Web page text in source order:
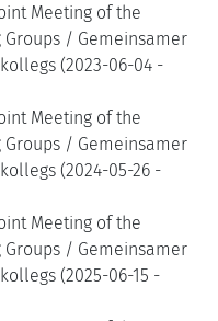
Meeting of the
Groups / Gemeinsamer
(2023-06-04 -
Meeting of the
Groups / Gemeinsamer
(2024-05-26 -
Meeting of the
Groups / Gemeinsamer
(2025-06-15 -